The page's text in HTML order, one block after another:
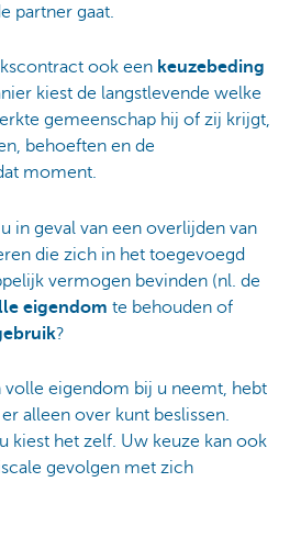
partner gaat.
ook een keuzebeding
kiest de langstlevende welke
gemeenschap hij of zij krijgt,
behoeften en de
moment.
in geval van een overlijden van
die zich in het toegevoegd
vermogen bevinden (nl. de
eigendom te behouden of
?
volle eigendom bij u neemt, hebt
alleen over kunt beslissen.
kiest het zelf. Uw keuze kan ook
gevolgen met zich